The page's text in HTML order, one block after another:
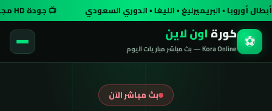
أوروبا • البريميرليغ • الليغا • الدوري السعودي 📺 جودة HD مجاناً وبدون تسجيل
⚽ كورة اون لاين
Kora Online — بث مباشر مباريات اليوم
بث مباشر الآن